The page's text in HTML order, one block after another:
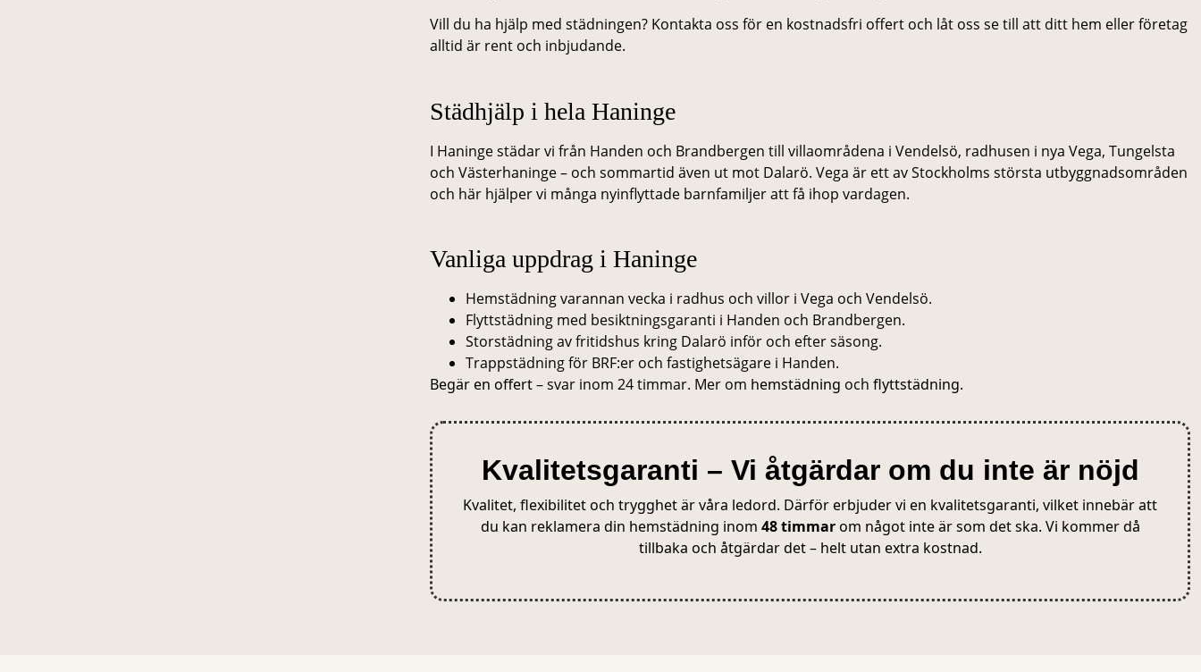
Vill du ha hjälp med städningen? Kontakta oss för en kostnadsfri offert och låt oss se till att ditt hem eller företag
alltid är rent och inbjudande.
Städhjälp i hela Haninge
I Haninge städar vi från Handen och Brandbergen till villaområdena i Vendelsö, radhusen i nya Vega, Tungelsta
och Västerhaninge – och sommartid även ut mot Dalarö. Vega är ett av Stockholms största utbyggnadsområden
och här hjälper vi många nyinflyttade barnfamiljer att få ihop vardagen.
Vanliga uppdrag i Haninge
Hemstädning varannan vecka i radhus och villor i Vega och Vendelsö.
Flyttstädning med besiktningsgaranti i Handen och Brandbergen.
Storstädning av fritidshus kring Dalarö inför och efter säsong.
Trappstädning för BRF:er och fastighetsägare i Handen.
Begär en offert– svar inom 24 timmar. Mer om hemstädning och flyttstädning.
Kvalitetsgaranti – Vi åtgärdar om du inte är nöjd
Kvalitet, flexibilitet och trygghet är våra ledord. Därför erbjuder vi en kvalitetsgaranti, vilket innebär att
du kan reklamera din hemstädning inom 48 timmarom något inte är som det ska. Vi kommer då
tillbaka och åtgärdar det – helt utan extra kostnad.